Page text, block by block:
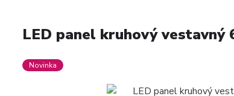
LED panel kruhový
Novinka